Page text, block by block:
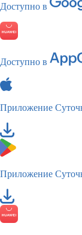
Доступно в
Доступно в
Приложение
Приложение